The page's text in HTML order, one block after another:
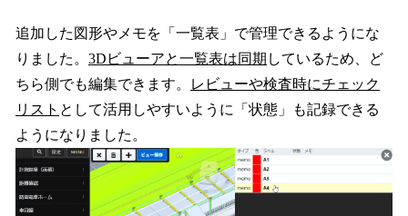
追加した図形やメモを「一覧表」で管理できるようにな
りました。 3Dビューアと一覧表は同期 しているため、ど
ちら側でも編集できます。
レビューや検査時にチェック
リスト として活用しやすいように「状態」も記録できる
ようになりました。